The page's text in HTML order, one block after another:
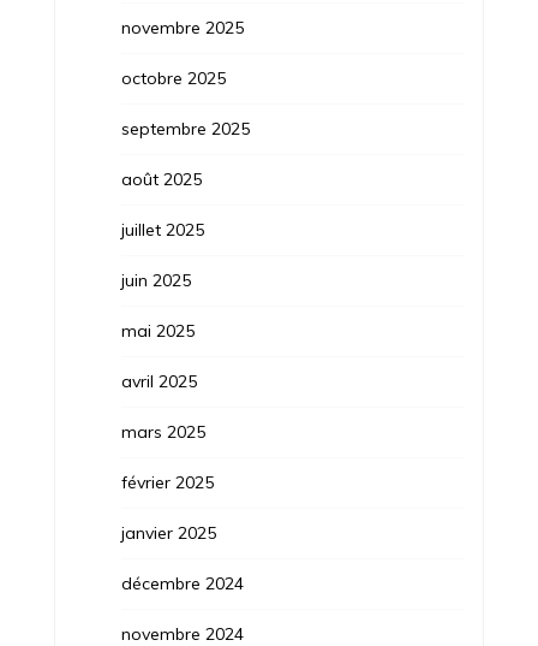
novembre 2025
octobre 2025
septembre 2025
août 2025
juillet 2025
juin 2025
mai 2025
avril 2025
mars 2025
février 2025
janvier 2025
décembre 2024
novembre 2024